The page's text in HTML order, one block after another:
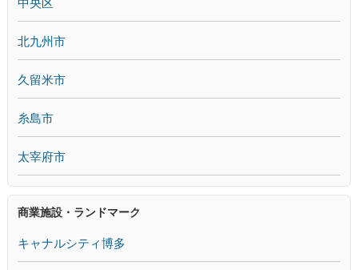
北九州市
久留米市
糸島市
太宰府市
商業施設・ランドマーク
キャナルシティ博多